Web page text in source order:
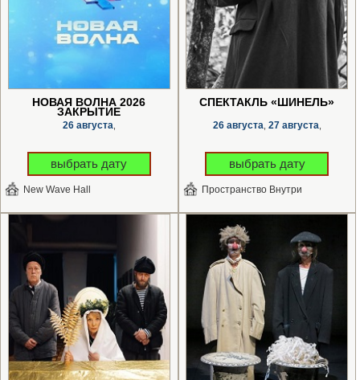
НОВАЯ ВОЛНА 2026
ЗАКРЫТИЕ
26 августа
выбрать дату
New Wave Hall
СПЕКТАКЛЬ «ШИНЕЛЬ»
26 августа 27 августа
выбрать дату
Пространство Внутри